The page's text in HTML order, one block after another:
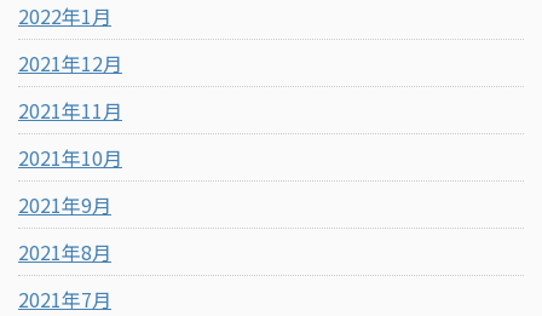
2022年1月
2021年12月
2021年11月
2021年10月
2021年9月
2021年8月
2021年7月